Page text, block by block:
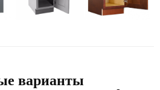
варианты